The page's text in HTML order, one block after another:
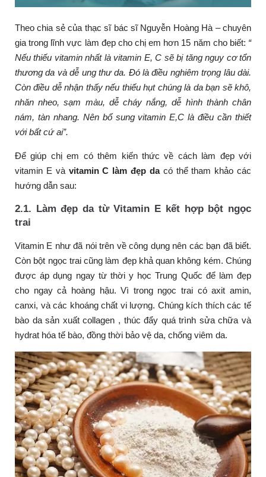
Theo chia sẻ của thạc sĩ bác sĩ Nguyễn Hoàng Hà – chuyên
gia trong lĩnh vực làm đẹp cho chị em hơn 15 năm cho biết: “
Nếu thiếu vitamin nhất là vitamin E, C sẽ bị tăng nguy cơ tổn
thương da và dễ ung thư da. Đó là điều nghiêm trọng lâu dài.
Còn điều dễ nhận thấy nếu thiếu hụt chúng là da bạn sẽ khô,
nhăn nheo, sạm màu, dễ cháy nắng, dễ hình thành chân
nám, tàn nhang. Nên bổ sung vitamin E,C là điều cần thiết
với bất cứ ai”.
Để giúp chị em có thêm kiến thức về cách làm đẹp với
vitamin E và vitamin C làm đẹp dacó thể tham khảo các
hướng dẫn sau:
2.1. Làm đẹp da từ Vitamin E kết hợp bột ngọc
trai
Vitamin E như đã nói trên về công dụng nên các bạn đã biết.
Còn bột ngọc trai cũng làm đẹp khả quan không kém. Chúng
được áp dụng ngay từ thời y học Trung Quốc để làm đẹp
cho ngay cả hoàng hậu. Vì trong ngọc trai có axit amin,
canxi, và các khoáng chất vi lượng. Chúng kích thích các tế
bào da sản xuất collagen , thúc đẩy quá trình sửa chữa và
hydrat hóa tế bào, đồng thời bảo vệ da, chống viêm da.